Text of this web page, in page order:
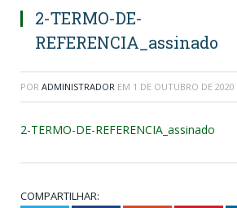
2-TERMO-DE-
REFERENCIA_assinado
POR ADMINISTRADOR EM 1 DE OUTUBRO DE 2020
2-TERMO-DE-REFERENCIA_assinado
COMPARTILHAR: